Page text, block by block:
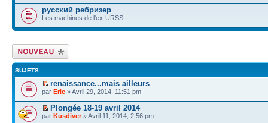
русский ребризер
Les machines de l'ex-URSS
Écrire un nouveau
sujet
SUJETS
renaissance...mais ailleurs
par Eric » Avril 29, 2014, 11:51 pm
Plongée 18-19 avril 2014
par Kusdiver» Avril 11, 2014, 2:56 pm